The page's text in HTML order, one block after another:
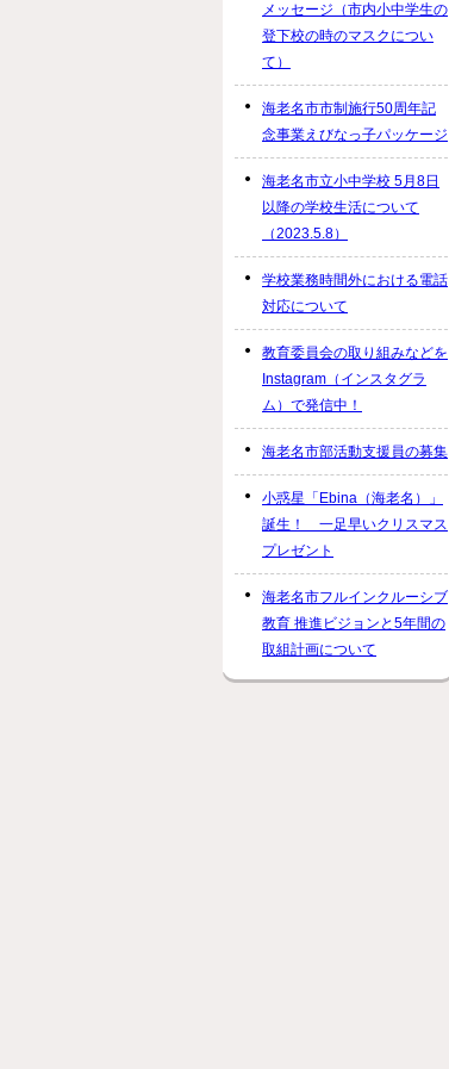
メッセージ（市内小中学生の
登下校の時のマスクについ
て）
海老名市市制施行50周年記
念事業えびなっ子パッケージ
海老名市立小中学校 5月8日
以降の学校生活について
（2023.5.8）
学校業務時間外における電話
対応について
教育委員会の取り組みなどを
Instagram（インスタグラ
ム）で発信中！
海老名市部活動支援員の募集
小惑星「Ebina（海老名）」
誕生！ 一足早いクリスマス
プレゼント
海老名市フルインクルーシブ
教育 推進ビジョンと5年間の
取組計画について